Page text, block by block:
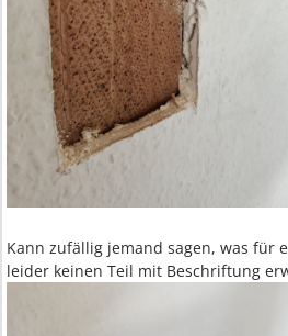
Kann zufällig jemand sagen, was für
leider keinen Teil mit Beschriftung